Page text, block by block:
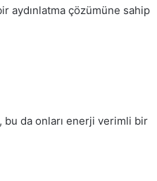
aydınlatma çözümüne sahip
bu da onları enerji verimli bir